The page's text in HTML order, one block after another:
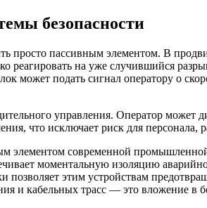
безопасности
просто пассивным элементом. В
реагировать на уже случившийся
может подать сигнал оператору о
управления. Оператор может
что исключает риск для
элементом современной
моментальную изоляцию
позволяет этим устройствам
и кабельных трасс — это вложение в